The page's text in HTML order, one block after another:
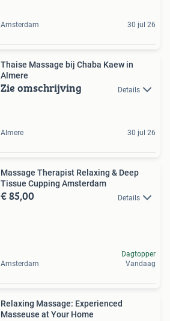
Amsterdam 30 jul 26
Thaise Massage bij Chaba Kaew in
Almere
Zie omschrijving Details
Almere 30 jul 26
Massage Therapist Relaxing & Deep
Tissue Cupping Amsterdam
€ 85,00 Details
Amsterdam
Dagtopper
Vandaag
Relaxing Massage: Experienced
Masseuse at Your Home